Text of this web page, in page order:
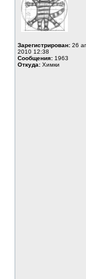
Зарегистрирован: 26
2010 12:38
Сообщения: 1963
Откуда: Химки